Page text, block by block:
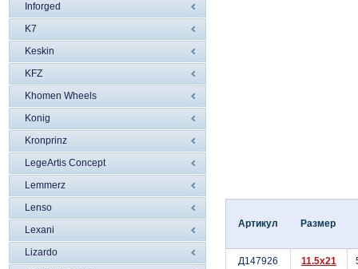
Inforged
K7
Keskin
KFZ
Khomen Wheels
Konig
Kronprinz
LegeArtis Concept
Lemmerz
Lenso
Lexani
Lizardo
Артикул Размер
Д147926 11.5x21